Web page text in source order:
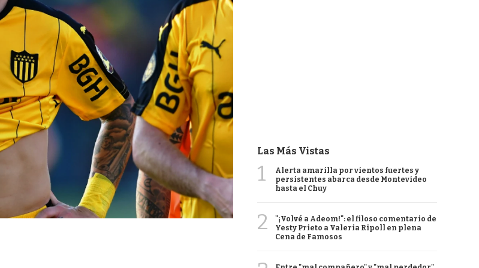
Las Más Vistas
1
Alerta amarilla por vientos fuertes y
persistentes abarca desde Montevideo
hasta el Chuy
2
"¡Volvé a Adeom!": el filoso comentario de
Yesty Prieto a Valeria Ripoll en plena
Cena de Famosos